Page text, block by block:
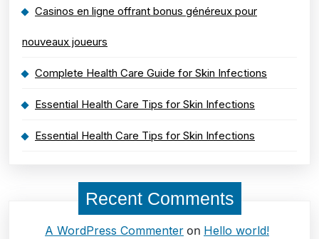
Casinos en ligne offrant bonus généreux pour
nouveaux joueurs
Complete Health Care Guide for Skin Infections
Essential Health Care Tips for Skin Infections
Essential Health Care Tips for Skin Infections
Recent Comments
A WordPress Commenter on Hello world!